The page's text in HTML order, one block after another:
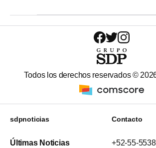
Todos los derechos reservados ©
sdpnoticias
Últimas Noticias
Contacto
+52-55-